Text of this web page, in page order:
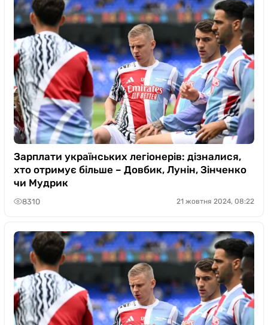
Зарплати українських легіонерів: дізналися,
хто отримує більше – Довбик, Лунін, Зінченко
чи Мудрик
8310 21 жовтня 2024, 08:22